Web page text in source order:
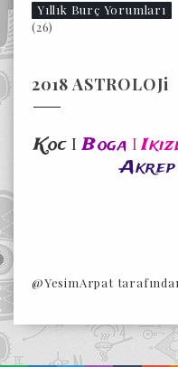
Yıllık Burç Yorumları
(26)
2018 ASTROLOJi
Koc I Boga I
Akrep
@YesimArpat